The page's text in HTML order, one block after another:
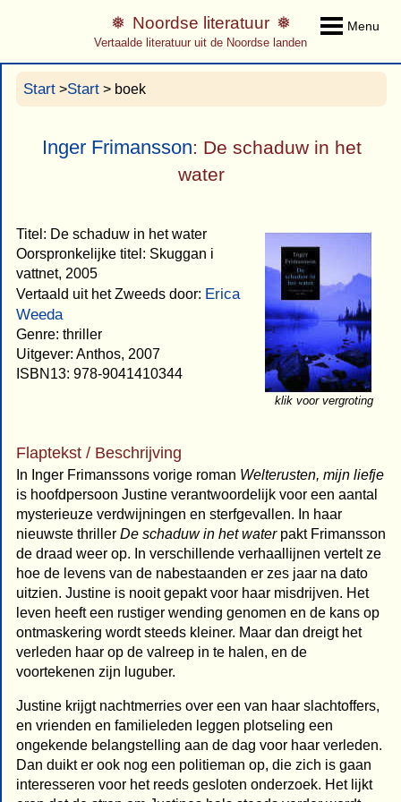
Menu
Noordse literatuur
Vertaalde literatuur uit de Noordse landen
Start >Start > boek
Inger Frimansson: De schaduw in het
water
klik voor vergroting
Titel: De schaduw in het water
Oorspronkelijke titel: Skuggan i
vattnet, 2005
Vertaald uit het Zweeds door: Erica
Weeda
Genre: thriller
Uitgever: Anthos, 2007
ISBN13: 978-9041410344
Flaptekst / Beschrijving
In Inger Frimanssons vorige roman Welterusten, mijn liefje
is hoofdpersoon Justine verantwoordelijk voor een aantal
mysterieuze verdwijningen en sterfgevallen. In haar
nieuwste thriller De schaduw in het waterpakt Frimansson
de draad weer op. In verschillende verhaallijnen vertelt ze
hoe de levens van de nabestaanden er zes jaar na dato
uitzien. Justine is nooit gepakt voor haar misdrijven. Het
leven heeft een rustiger wending genomen en de kans op
ontmaskering wordt steeds kleiner. Maar dan dreigt het
verleden haar op de valreep in te halen, en de
voortekenen zijn luguber.
Justine krijgt nachtmerries over een van haar slachtoffers,
en vrienden en familieleden leggen plotseling een
ongekende belangstelling aan de dag voor haar verleden.
Dan duikt er ook nog een politieman op, die zich is gaan
interesseren voor het reeds gesloten onderzoek. Het lijkt